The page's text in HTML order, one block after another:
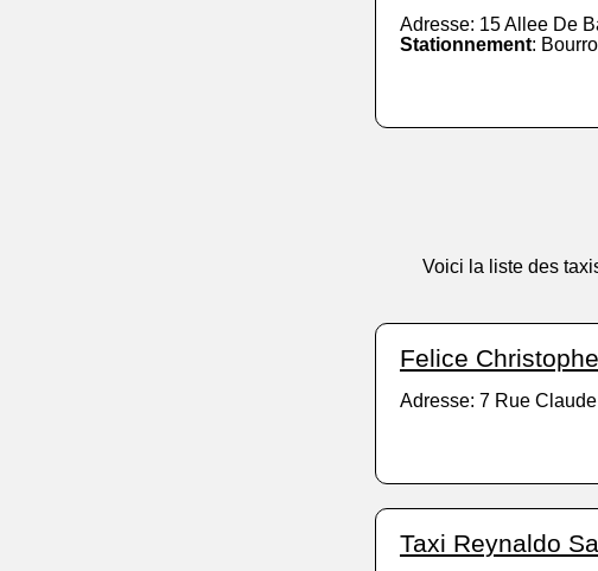
Adresse: 15 Allee De
Stationnement:
Voici la liste des
Felice Christophe
Adresse: 7 Rue
Taxi Reynaldo